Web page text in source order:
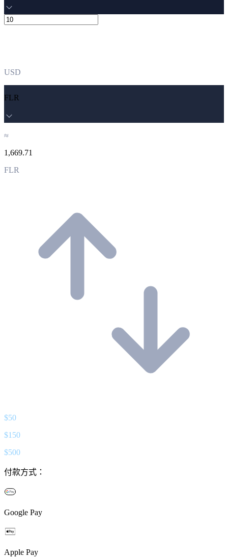
USD
FLR
≈
1,669.71
FLR
$50
$150
$500
付款方式：
Google Pay
Apple Pay